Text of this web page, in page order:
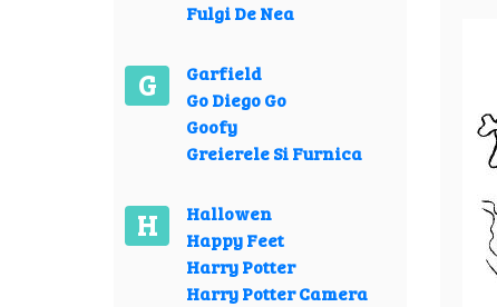
Fulgi De Nea
G
Garfield
Go Diego Go
Goofy
Greierele Si Furnica
H
Hallowen
Happy Feet
Harry Potter
Harry Potter Camera